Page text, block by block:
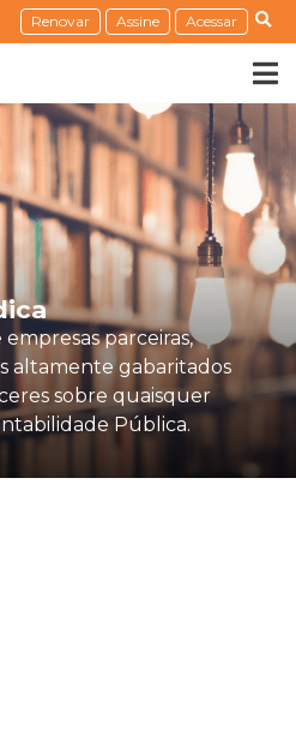
Renovar Assine Acessar
empresas parceiras,
altamente gabaritados
sobre quaisquer
Pública.